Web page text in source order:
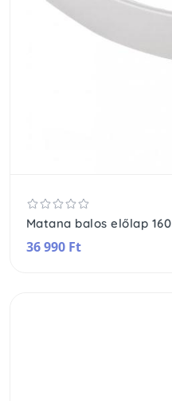
Matana balos előlap 160
36 990 Ft